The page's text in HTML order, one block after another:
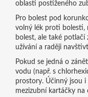
oblasti postiženého
Pro bolest pod
volný lék proti bolesti,
bolest, ale také potlačí
užívání a raději
Pokud se jedná o
vodu (např. s
prostory. Účinný jsou i
mezizubní kartáčky